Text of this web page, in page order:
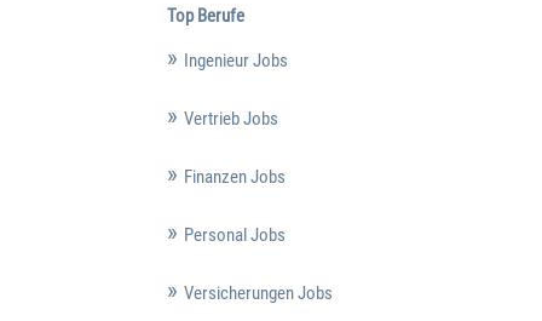
Top Berufe
Ingenieur Jobs
Vertrieb Jobs
Finanzen Jobs
Personal Jobs
Versicherungen Jobs